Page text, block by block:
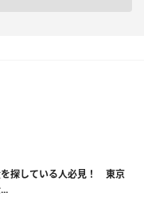
を探している人必見！ 東京